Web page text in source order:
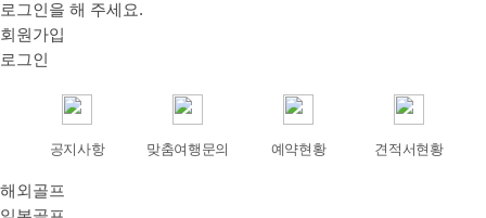
로그인 을 해 주세요.
회원가입
로그인
공지사항 맞춤여행문의 예약현황 견적서현황
해외골프